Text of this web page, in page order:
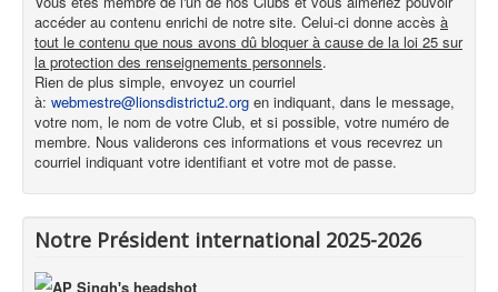
accéder au contenu enrichi de notre site. Celui-ci donne accès à
tout le contenu que nous avons dû bloquer à cause de la loi 25 sur
la protection des renseignements personnels.
Rien de plus simple, envoyez un courriel
à: webmestre@lionsdistrictu2.org en indiquant, dans le message,
votre nom, le nom de votre Club, et si possible, votre numéro de
membre. Nous validerons ces informations et vous recevrez un
courriel indiquant votre identifiant et votre mot de passe.
Notre Président international 2025-2026